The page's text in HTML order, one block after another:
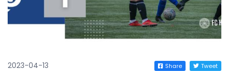
2023-04-13 Share Tweet